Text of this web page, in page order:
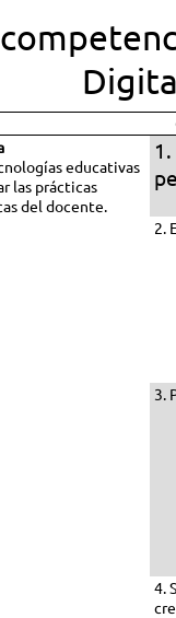
educativas
las prácticas
del docente.
2.
3.
4.